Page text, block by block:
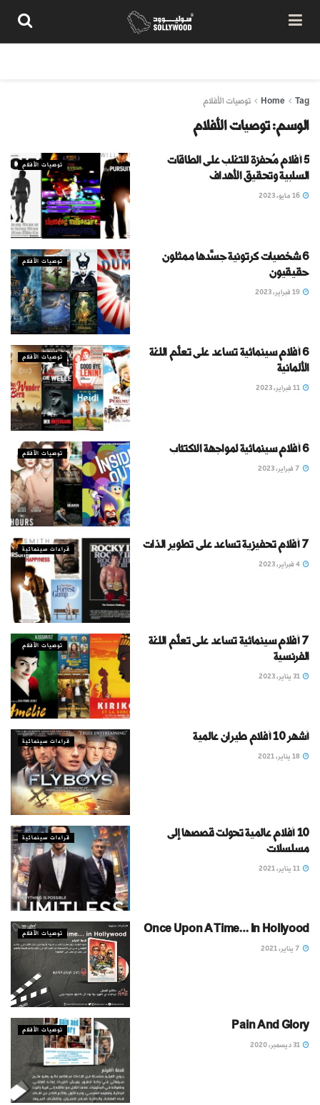
Home Tag توصيات الأفلام
الوسم:توصيات الأفلام
توصيات الأفلام
5 أفلام مُحفزة للتغلب على الطاقات
السلبية وتحقيق الأهداف
توصيات الأفلام
6 شخصيات كرتونية جسَّدها ممثلون
حقيقيون
توصيات الأفلام
6 أفلام سينمائية تساعد على تعلُّم اللغة
الألمانية
توصيات الأفلام 6 أفلام سينمائية لمواجهة الاكتئاب
قراءات سينمائية 7 أفلام تحفيزية تساعد على تطوير الذات
توصيات الأفلام
7 أفلام سينمائية تساعد على تعلُّم اللغة
الفرنسية
قراءات سينمائية أشهر 10 أفلام طيران عالمية
قراءات سينمائية
10 أفلام عالمية تحولت قصصها إلى
مسلسلات
توصيات الأفلام Once Upon A Time… In Hollyood
توصيات الأفلام Pain And Glory